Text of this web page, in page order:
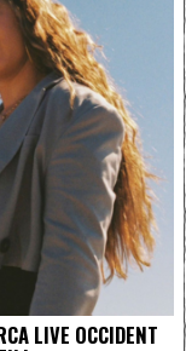
LIVE OCCIDENT